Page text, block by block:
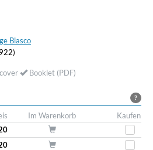
Blasco
Booklet (PDF)
?
Im Warenkorb
Kaufen